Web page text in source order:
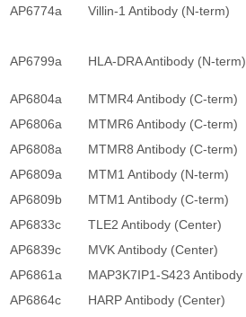
AP6774a Villin-1 Antibody (N-term)
AP6799a HLA-DRA Antibody (N-term)
AP6804a MTMR4 Antibody (C-term)
AP6806a
MTMR6 Antibody (C-term)
AP6808a
MTMR8 Antibody (C-term)
AP6809a
MTM1 Antibody (N-term)
AP6809b
MTM1 Antibody (C-term)
AP6833c
TLE2 Antibody (Center)
AP6839c
MVK Antibody (Center)
AP6861a
MAP3K7IP1-S423 Antibody
AP6864c
HARP Antibody (Center)